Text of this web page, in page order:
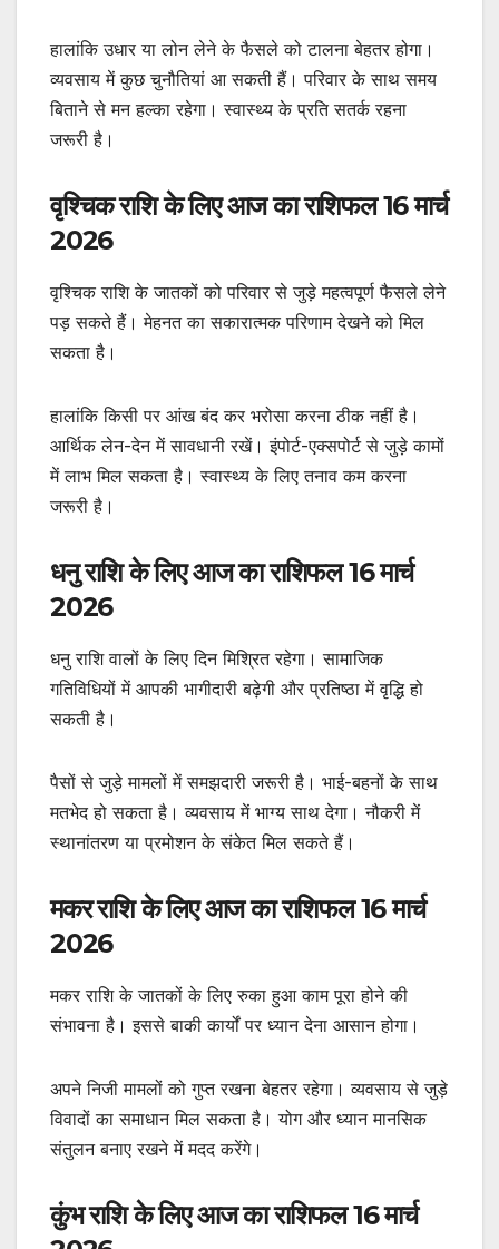
हालांकि उधार या लोन लेने के फैसले को टालना बेहतर होगा।
व्यवसाय में कुछ चुनौतियां आ सकती हैं। परिवार के साथ समय
बिताने से मन हल्का रहेगा। स्वास्थ्य के प्रति सतर्क रहना
जरूरी है।
वृश्चिक राशि के लिए आज का राशिफल 16 मार्च
2026
वृश्चिक राशि के जातकों को परिवार से जुड़े महत्वपूर्ण फैसले लेने
पड़ सकते हैं। मेहनत का सकारात्मक परिणाम देखने को मिल
सकता है।
हालांकि किसी पर आंख बंद कर भरोसा करना ठीक नहीं है।
आर्थिक लेन-देन में सावधानी रखें। इंपोर्ट-एक्सपोर्ट से जुड़े कामों
में लाभ मिल सकता है। स्वास्थ्य के लिए तनाव कम करना
जरूरी है।
धनु राशि के लिए आज का राशिफल 16 मार्च
2026
धनु राशि वालों के लिए दिन मिश्रित रहेगा। सामाजिक
गतिविधियों में आपकी भागीदारी बढ़ेगी और प्रतिष्ठा में वृद्धि हो
सकती है।
पैसों से जुड़े मामलों में समझदारी जरूरी है। भाई-बहनों के साथ
मतभेद हो सकता है। व्यवसाय में भाग्य साथ देगा। नौकरी में
स्थानांतरण या प्रमोशन के संकेत मिल सकते हैं।
मकर राशि के लिए आज का राशिफल 16 मार्च
2026
मकर राशि के जातकों के लिए रुका हुआ काम पूरा होने की
संभावना है। इससे बाकी कार्यों पर ध्यान देना आसान होगा।
अपने निजी मामलों को गुप्त रखना बेहतर रहेगा। व्यवसाय से जुड़े
विवादों का समाधान मिल सकता है। योग और ध्यान मानसिक
संतुलन बनाए रखने में मदद करेंगे।
कुंभ राशि के लिए आज का राशिफल 16 मार्च